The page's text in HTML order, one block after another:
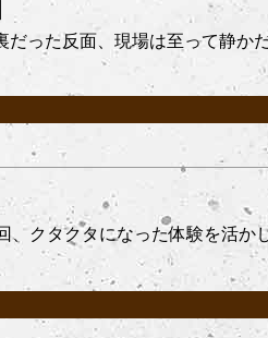
った反面、現場は至って静か
クタクタになった体験を活か